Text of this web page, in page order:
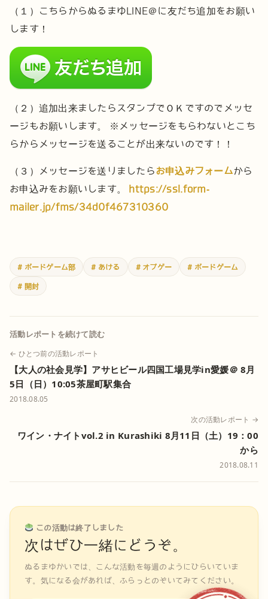
（１）こちらからぬるまゆLINE＠に友だち追加をお願い
します！
（２）追加出来ましたらスタンプでＯＫですのでメッセ
ージもお願いします。
※メッセージをもらわないとこち
らからメッセージを送ることが出来ないのです！！
（３）メッセージを送りましたらお申込みフォームから
お申込みをお願いします。
https://ssl.form-
mailer.jp/fms/34d0f467310360
# ボードゲーム部 # あける # オプゲー # ボードゲーム
# 開封
活動レポートを続けて読む
← ひとつ前の活動レポート
【大人の社会見学】アサヒビール四国工場見学in愛媛＠ 8月
5日（日）10:05茶屋町駅集合
2018.08.05
次の活動レポート →
ワイン・ナイトvol.2 in Kurashiki 8月11日（土）19：00
から
2018.08.11
この活動は終了しました
次はぜひ一緒にどうぞ。
ぬるまゆかいでは、こんな活動を毎週のようにひらいていま
す。気になる会があれば、ふらっとのぞいてみてください。